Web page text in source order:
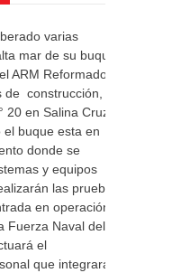
varias
mar de su buque
ARM Reformador
de construcción,
20 en Salina Cruz
buque esta en
donde se
y equipos
las pruebas
en operación,
Fuerza Naval del
el
que integrará